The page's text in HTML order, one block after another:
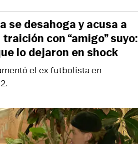
el ex futbolista en
se desahoga y acusa a
con “amigo” suyo:
lo dejaron en shock